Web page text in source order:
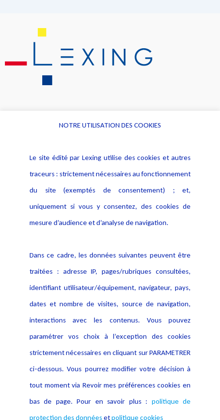
Alerte professionnelle
Déclaration d'accessibilité
Notice Légale
Politique de protection des
données
Publications
NOTRE UTILISATION DES COOKIES
Le site édité par Lexing utilise des cookies et autres
traceurs : strictement nécessaires au fonctionnement
du site (exemptés de consentement) ; et,
uniquement si vous y consentez, des cookies de
mesure d’audience et d’analyse de navigation.
Dans ce cadre, les données suivantes peuvent être
traitées : adresse IP, pages/rubriques consultées,
identifiant utilisateur/équipement, navigateur, pays,
dates et nombre de visites, source de navigation,
interactions avec les contenus. Vous pouvez
paramétrer vos choix à l’exception des cookies
strictement nécessaires en cliquant sur PARAMETRER
ci-dessous. Vous pourrez modifier votre décision à
tout moment via Revoir mes préférences cookies en
bas de page. Pour en savoir plus : politique de
protection des donnéesetpolitique cookies